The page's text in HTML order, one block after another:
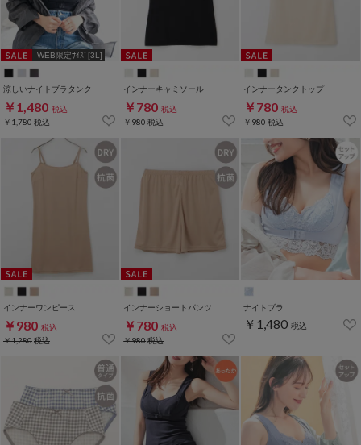
WEB限定ｻｲｽﾞ[3L]
涼しいナイトブラタンク
￥1,480 税込
￥1,780税込
インナーキャミソール
￥780 税込
￥980税込
インナータンクトップ
￥780 税込
￥980税込
インナーワンピース
￥980 税込
￥1,280税込
インナーショートパンツ
￥780 税込
￥980税込
ナイトブラ
￥1,480 税込